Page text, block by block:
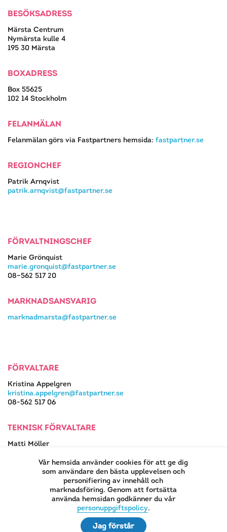
BESÖKSADRESS
Märsta Centrum
Nymärsta kulle 4
195 30 Märsta
BOXADRESS
Box 55625
102 14 Stockholm
FELANMÄLAN
Felanmälan görs via Fastpartners hemsida: fastpartner.se
REGIONCHEF
Patrik Arnqvist
patrik.arnqvist@fastpartner.se
FÖRVALTNINGSCHEF
Marie Grönquist
marie.gronquist@fastpartner.se
08–562 517 20
MARKNADSANSVARIG
marknadmarsta@fastpartner.se
FÖRVALTARE
Kristina Appelgren
kristina.appelgren@fastpartner.se
08-562 517 06
TEKNISK FÖRVALTARE
Matti Möller
matti.moller@fastpartner.se
EN DEL AV
Vår hemsida använder cookies för att ge dig
som användare den bästa upplevelsen och
personifiering av innehåll och
marknadsföring. Genom att fortsätta
använda hemsidan godkänner du vår
personuppgiftspolicy.
Jag förstår